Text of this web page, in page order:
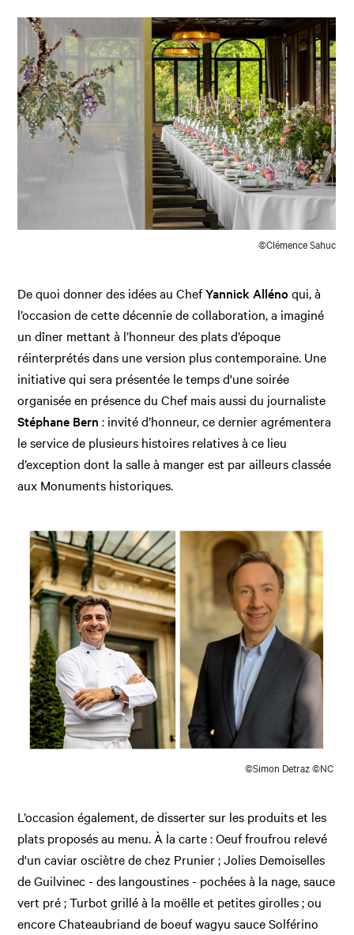
©Clémence Sahuc
De quoi donner des idées au ChefYannick Allénoqui, à
l’occasion de cette décennie de collaboration, a imaginé
un dîner mettant à l’honneur des plats d’époque
réinterprétés dans une version plus contemporaine. Une
initiative qui sera présentée le temps d'une soirée
organisée en présence du Chef mais aussi du journaliste
Stéphane Bern : invité d’honneur, ce dernier agrémentera
le service de plusieurs histoires relatives à ce lieu
d’exception dont la salle à manger est par ailleurs classée
aux Monuments historiques.
©Simon Detraz ©NC
L’occasion également, de disserter sur les produits et les
plats proposés au menu. À la carte : Oeuf froufrou relevé
d'un caviar osciètre de chez Prunier ; Jolies Demoiselles
de Guilvinec - des langoustines - pochées à la nage, sauce
vert pré ; Turbot grillé à la moëlle et petites girolles ; ou
encore Chateaubriand de boeuf wagyu sauce Solférino